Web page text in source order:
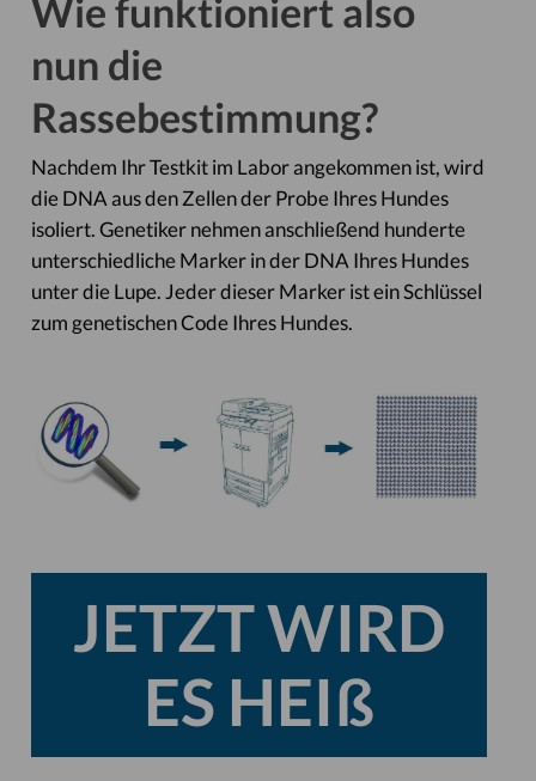
Wie funktioniert also
nun die
Rassebestimmung?
Nachdem Ihr Testkit im Labor angekommen ist, wird
die DNA aus den Zellen der Probe Ihres Hundes
isoliert. Genetiker nehmen anschließend hunderte
unterschiedliche Marker in der DNA Ihres Hundes
unter die Lupe. Jeder dieser Marker ist ein Schlüssel
zum genetischen Code Ihres Hundes.
JETZT WIRD
ES HEIß